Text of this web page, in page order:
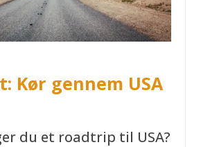
Kør gennem USA
du et roadtrip til USA?